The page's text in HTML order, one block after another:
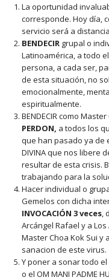
La oportunidad
corresponde. Hoy día,
servicio será a
BENDECIRgrupal o
Latinoamérica, a todo
persona, a cada ser,
de esta situación, no
emocionalmente,
espiritualmente.
BENDECIR como
PERDON, a todos los
que han pasado ya de
DIVINA que nos libere
resultar de esta crisis.
trabajando para la
Hacer individual o
Gemelos con dicha
INVOCACIÓN 3 veces,
Arcángel Rafael y a
Master Choa Kok Sui y
sanacion de este virus.
Y poner a sonar todo
o el OM MANI PADME